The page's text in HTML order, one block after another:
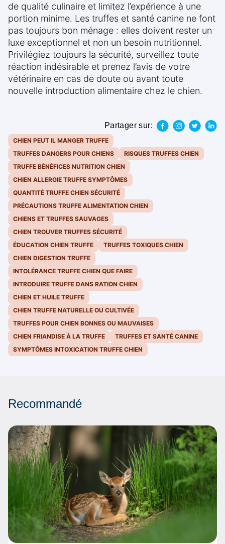
de qualité culinaire et limitez l’expérience à une
portion minime. Les truffes et santé canine ne font
pas toujours bon ménage : elles doivent rester un
luxe exceptionnel et non un besoin nutritionnel.
Privilégiez toujours la sécurité, surveillez toute
réaction indésirable et prenez l’avis de votre
vétérinaire en cas de doute ou avant toute
nouvelle introduction alimentaire chez le chien.
Partager sur:
CHIEN PEUT IL MANGER TRUFFE
TRUFFES DANGERS POUR CHIENS
RISQUES TRUFFES CHIEN
TRUFFE BÉNÉFICES NUTRITION CHIEN
CHIEN ALLERGIE TRUFFE SYMPTÔMES
QUANTITÉ TRUFFE CHIEN SÉCURITÉ
PRÉCAUTIONS TRUFFE ALIMENTATION CHIEN
CHIENS ET TRUFFES SAUVAGES
CHIEN TROUVER TRUFFES SÉCURITÉ
ÉDUCATION CHIEN TRUFFE
TRUFFES TOXIQUES CHIEN
CHIEN DIGESTION TRUFFE
INTOLÉRANCE TRUFFE CHIEN QUE FAIRE
INTRODUIRE TRUFFE DANS RATION CHIEN
CHIEN ET HUILE TRUFFE
CHIEN TRUFFE NATURELLE OU CULTIVÉE
TRUFFES POUR CHIEN BONNES OU MAUVAISES
CHIEN FRIANDISE À LA TRUFFE
TRUFFES ET SANTÉ CANINE
SYMPTÔMES INTOXICATION TRUFFE CHIEN
Recommandé